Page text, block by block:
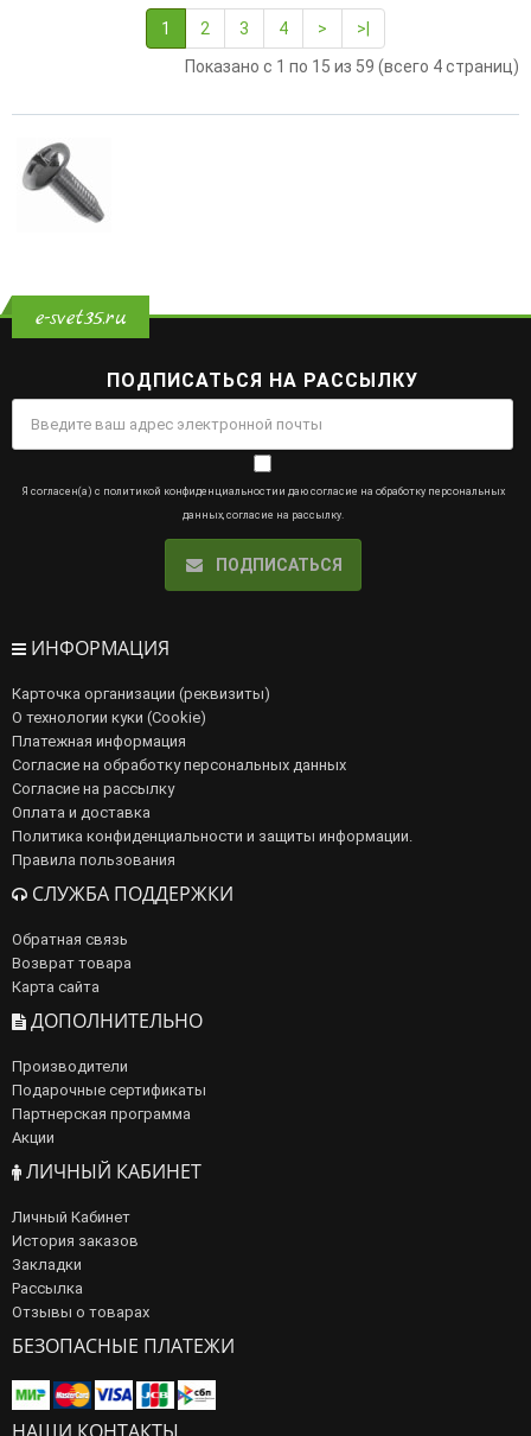
1 2 3 4 >
>|
Показано с 1 по 15 из 59 (всего 4 страниц)
e-svet35.ru
ПОДПИСАТЬСЯ НА РАССЫЛКУ
Я согласен(а) с политикой конфиденциальности и даю согласие на обработку персональных
данных, согласие на рассылку.
ПОДПИСАТЬСЯ
ИНФОРМАЦИЯ
Карточка организации (реквизиты)
О технологии куки (Cookie)
Платежная информация
Согласие на обработку персональных данных
Согласие на рассылку
Оплата и доставка
Политика конфиденциальности и защиты информации.
Правила пользования
СЛУЖБА ПОДДЕРЖКИ
Обратная связь
Возврат товара
Карта сайта
ДОПОЛНИТЕЛЬНО
Производители
Подарочные сертификаты
Партнерская программа
Акции
ЛИЧНЫЙ КАБИНЕТ
Личный Кабинет
История заказов
Закладки
Рассылка
Отзывы о товарах
БЕЗОПАСНЫЕ ПЛАТЕЖИ